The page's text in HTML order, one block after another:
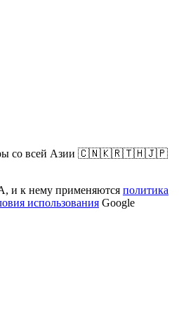
со всей Азии 🇨🇳🇰🇷🇹🇭🇯🇵
и к нему применяются политика
использования Google